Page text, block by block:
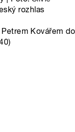
rozhlas
Kovářem